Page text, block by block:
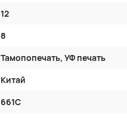
12
8
Тамопопечать, УФ печать
Китай
661C